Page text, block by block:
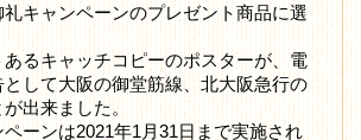
キャンペーンのプレゼント商品に選
るキャッチコピーのポスターが、電
して大阪の御堂筋線、北大阪急行の
出来ました。
ーンは2021年1月31日まで実施され